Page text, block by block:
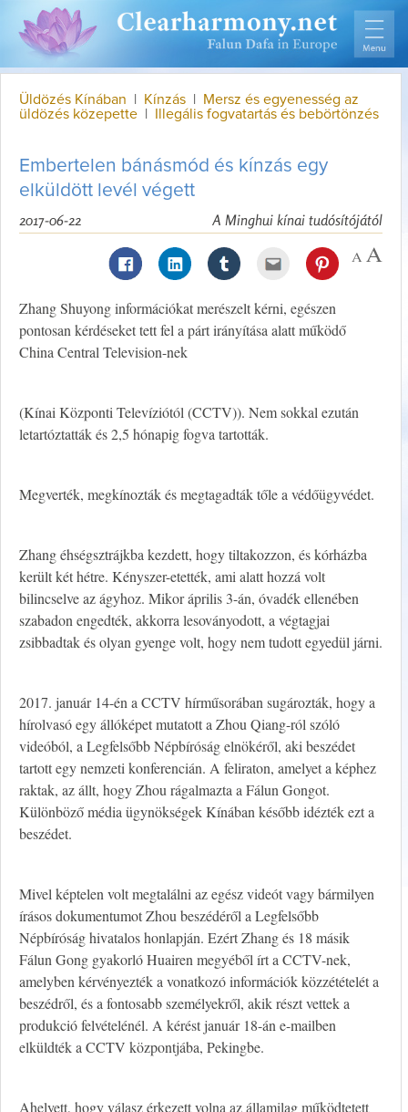
Üldözés Kínában Kínzás
Mersz és egyenesség az
üldözés közepette
Illegális fogvatartás és bebörtönzés
Embertelen bánásmód és kínzás egy
elküldött levél végett
A Minghui kínai tudósítójától
2017-06-22
Zhang Shuyong információkat merészelt kérni, egészen
pontosan kérdéseket tett fel a párt irányítása alatt működő
China Central Television-nek
(Kínai Központi Televíziótól (CCTV)). Nem sokkal ezután
letartóztatták és 2,5 hónapig fogva tartották.
Megverték, megkínozták és megtagadták tőle a védőügyvédet.
Zhang éhségsztrájkba kezdett, hogy tiltakozzon, és kórházba
került két hétre. Kényszer-etették, ami alatt hozzá volt
bilincselve az ágyhoz. Mikor április 3-án, óvadék ellenében
szabadon engedték, akkorra lesoványodott, a végtagjai
zsibbadtak és olyan gyenge volt, hogy nem tudott egyedül járni.
2017. január 14-én a CCTV hírműsorában sugározták, hogy a
hírolvasó egy állóképet mutatott a Zhou Qiang-ról szóló
videóból, a Legfelsőbb Népbíróság elnökéről, aki beszédet
tartott egy nemzeti konferencián. A feliraton, amelyet a képhez
raktak, az állt, hogy Zhou rágalmazta a Fálun Gongot.
Különböző média ügynökségek Kínában később idézték ezt a
beszédet.
Mivel képtelen volt megtalálni az egész videót vagy bármilyen
írásos dokumentumot Zhou beszédéről a Legfelsőbb
Népbíróság hivatalos honlapján. Ezért Zhang és 18 másik
Fálun Gong gyakorló Huairen megyéből írt a CCTV-nek,
amelyben kérvényezték a vonatkozó információk közzétételét a
beszédről, és a fontosabb személyekről, akik részt vettek a
produkció felvételénél. A kérést január 18-án e-mailben
elküldték a CCTV központjába, Pekingbe.
Ahelyett, hogy válasz érkezett volna az államilag működtetett